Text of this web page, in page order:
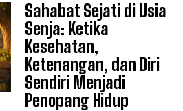
Sahabat Sejati di Usia
Senja: Ketika
Kesehatan,
Ketenangan, dan Diri
Sendiri Menjadi
Penopang Hidup